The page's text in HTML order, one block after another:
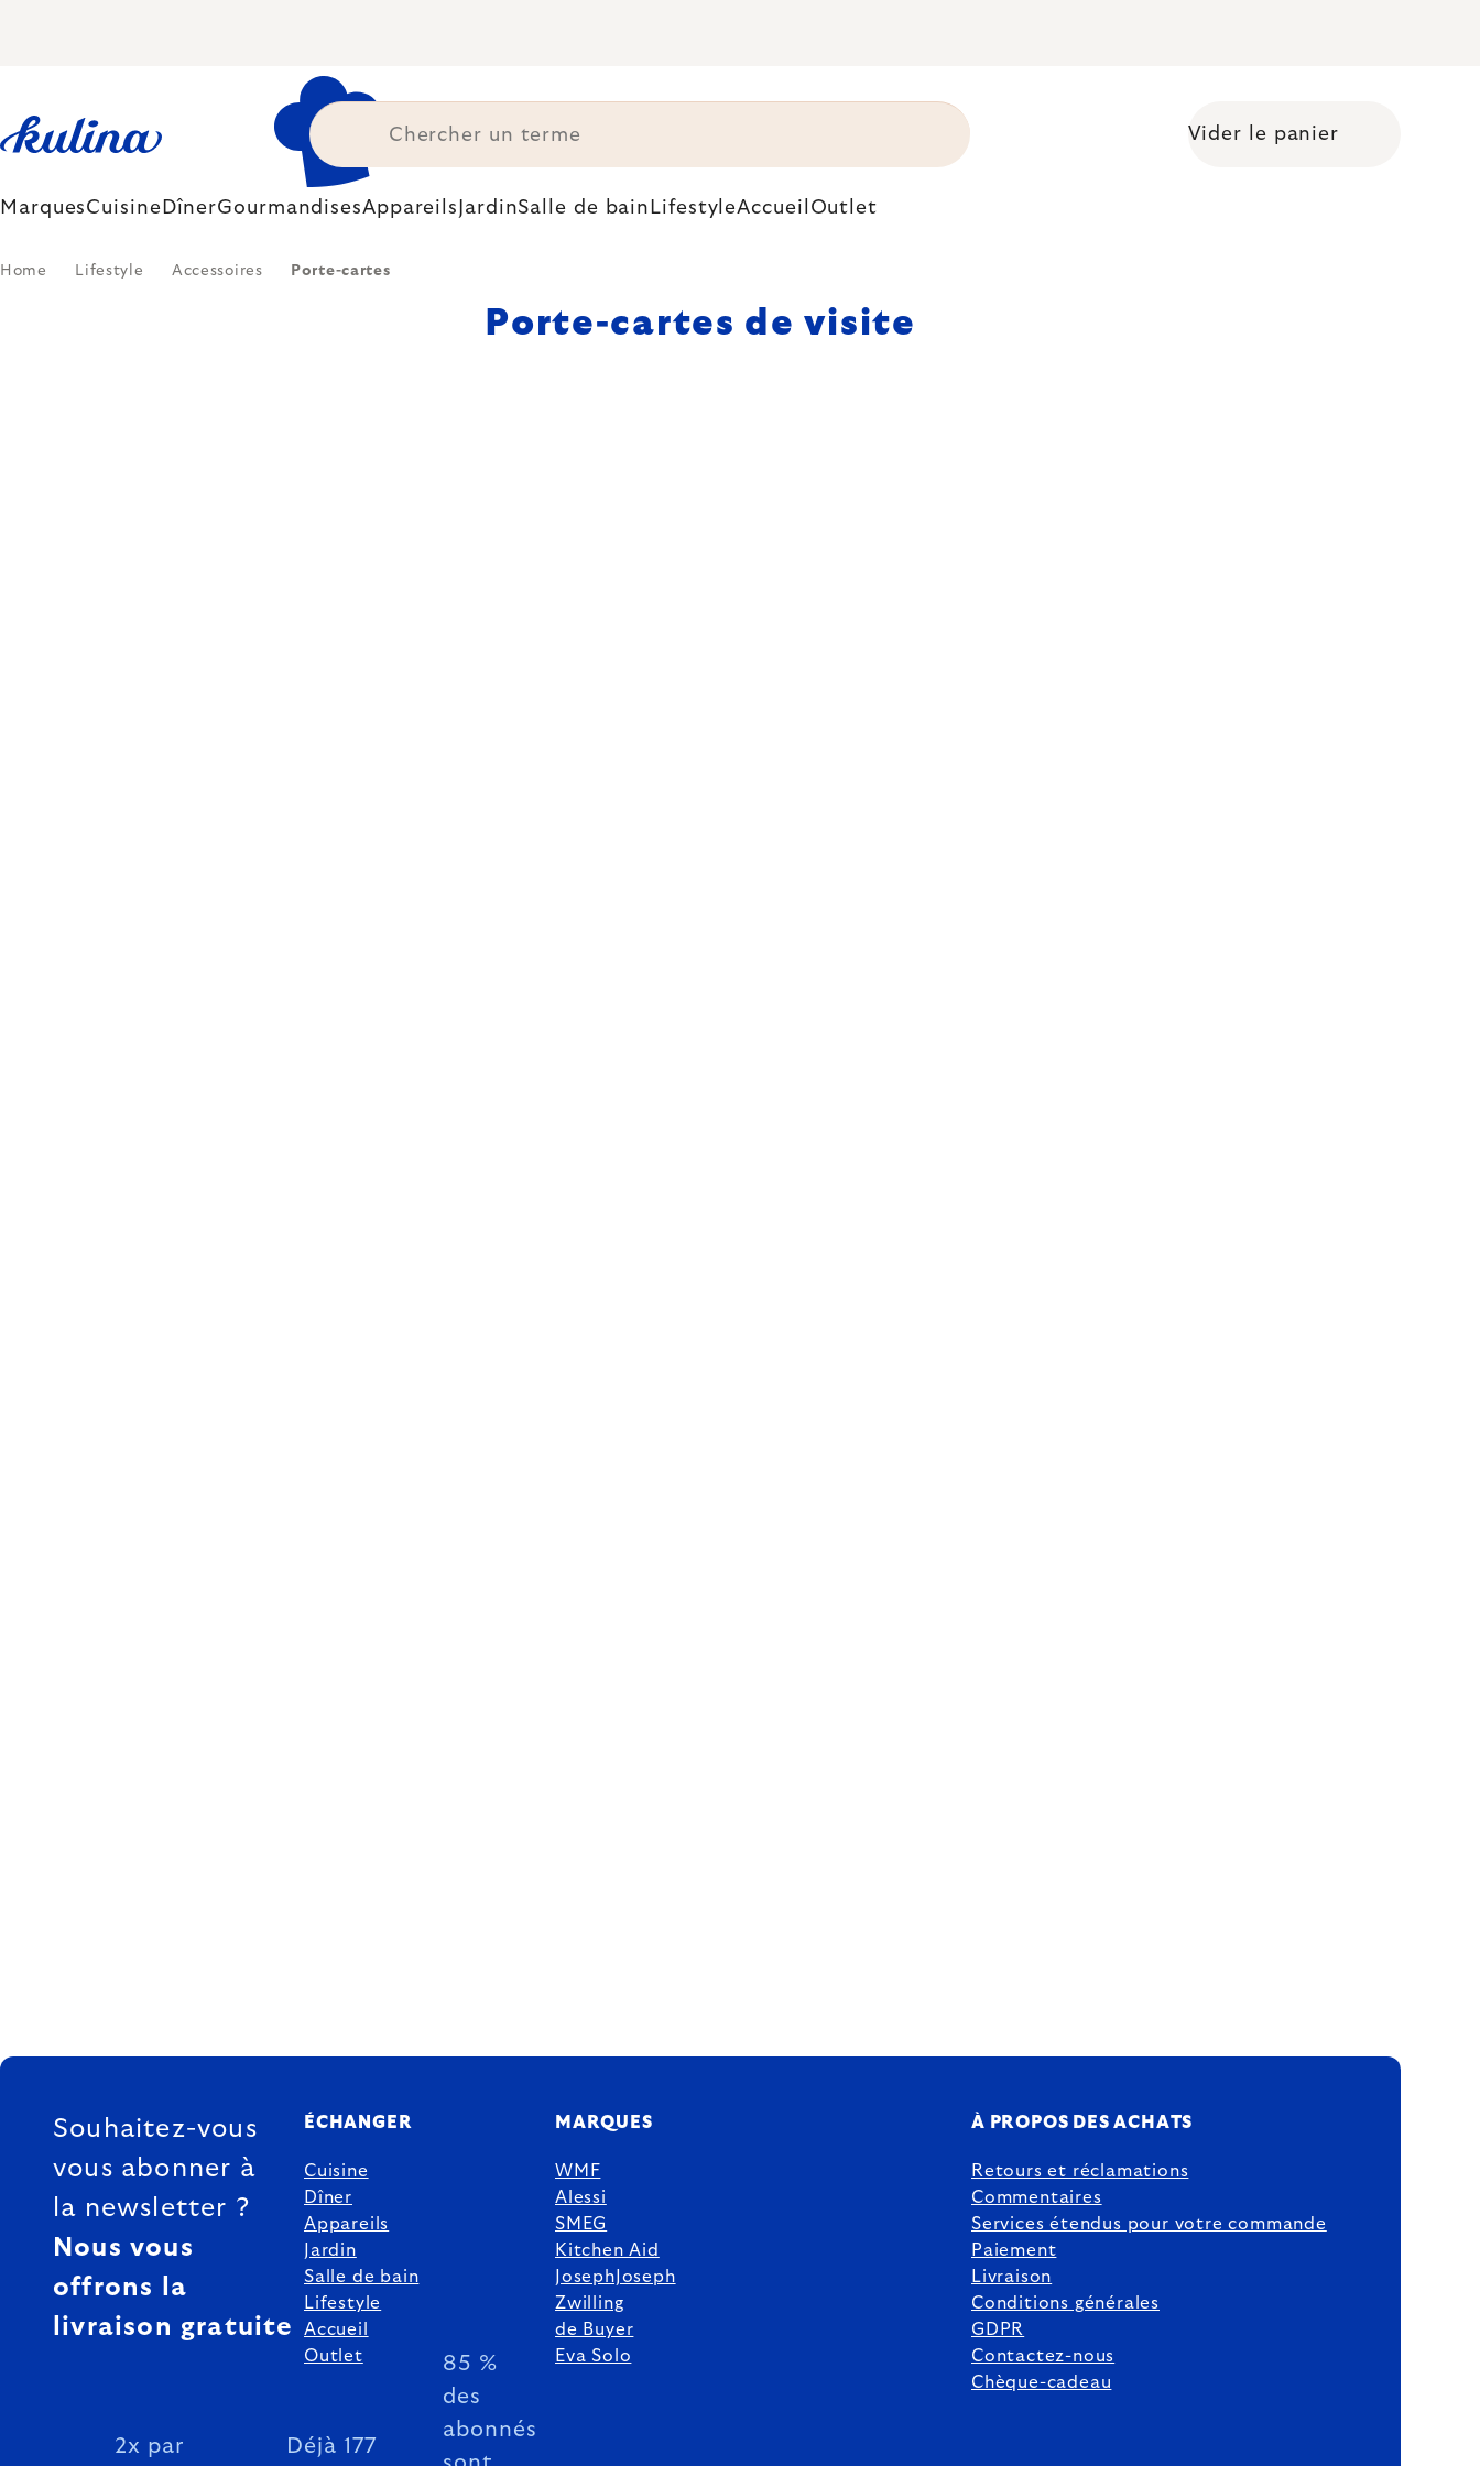
Shopping cart
Vider le panier
MarquesCuisine DînerGourmandisesAppareils JardinSalle de bain LifestyleAccueil Outlet
Home Lifestyle Accessoires Porte-cartes
Porte-cartes de visite
FOOTER
Souhaitez-vous
vous abonner à
la newsletter ?
Nous vous
offrons la
livraison gratuite
2x par
Déjà 177
85 %
des
abonnés
ÉCHANGER
Cuisine
Dîner
Appareils
Jardin
Salle de bain
Lifestyle
Accueil
Outlet
MARQUES
WMF
Alessi
SMEG
Kitchen Aid
JosephJoseph
Zwilling
de Buyer
Eva Solo
À PROPOS DES ACHATS
Retours et réclamations
Commentaires
Services étendus pour votre commande
Paiement
Livraison
Conditions générales
GDPR
Contactez-nous
Chèque-cadeau